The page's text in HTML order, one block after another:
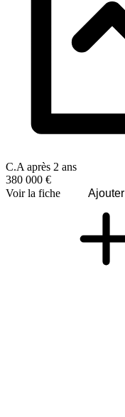
C.A après 2 ans
380 000 €
Voir la fiche
Ajouter